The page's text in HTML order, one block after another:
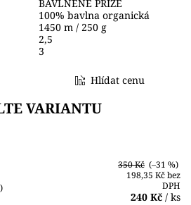
BAVLNĚNÉ PŘÍZE
100% bavlna organická
1450 m / 250 g
2,5
3
Hlídat cenu
VARIANTU
350 Kč (–31 %)
198,35 Kč bez
DPH
240 Kč / ks